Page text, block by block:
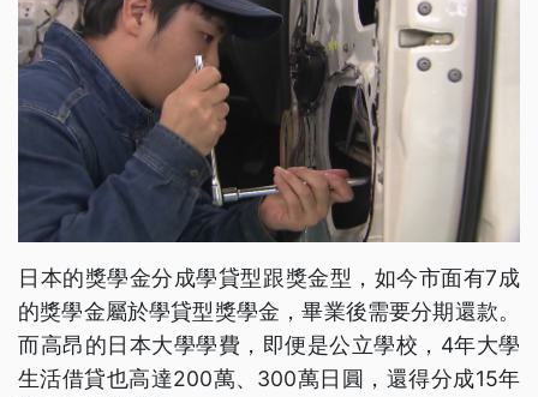
日本的獎學金分成學貸型跟獎金型，如今市面有7成
的獎學金屬於學貸型獎學金，畢業後需要分期還款。
而高昂的日本大學學費，即便是公立學校，4年大學
生活借貸也高達200萬、300萬日圓，還得分成15年